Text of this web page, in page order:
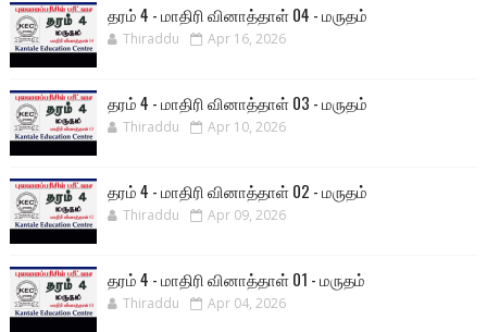
தரம் 4 - மாதிரி வினாத்தாள் 04 - மருதம்
Thiraddu Apr 16, 2026
தரம் 4 - மாதிரி வினாத்தாள் 03 - மருதம்
Thiraddu Apr 10, 2026
தரம் 4 - மாதிரி வினாத்தாள் 02 - மருதம்
Thiraddu Apr 09, 2026
தரம் 4 - மாதிரி வினாத்தாள் 01 - மருதம்
Thiraddu Apr 04, 2026